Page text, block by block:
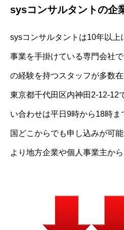
sysコンサルタントの企
sysコンサルタントは10年以上
事業を手掛けている専門会社
の経験を持つスタッフが多数
東京都千代田区内神田2-12-12
い合わせは平日9時から18時
国どこからでも申し込みが可
より地方企業や個人事業主か